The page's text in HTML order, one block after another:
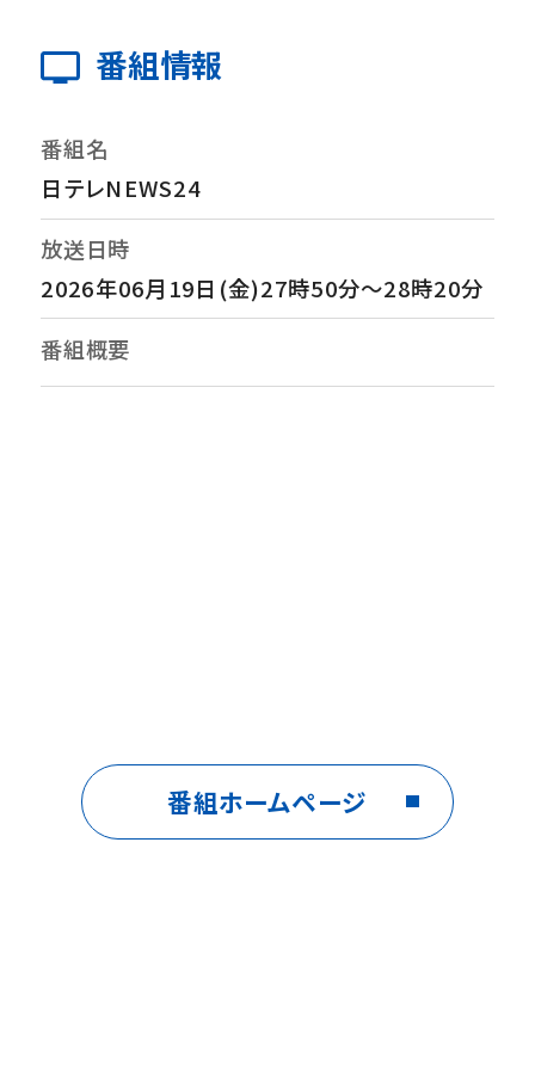
番組情報
番組名
日テレNEWS24
放送日時
2026年06月19日(金)27時50分～28時20分
番組概要
番組ホームページ